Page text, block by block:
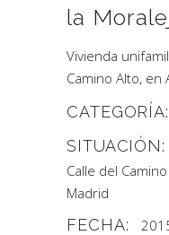
la
Vivienda
Camino Alto,
CATEGORÍA:
SITUACIÓN:
Calle del
Madrid
FECHA: